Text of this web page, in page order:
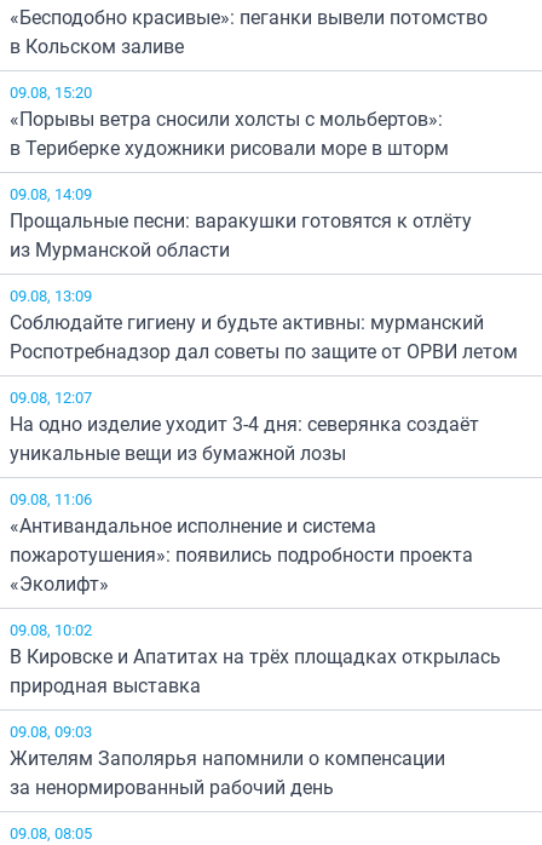
«Бесподобно красивые»: пеганки вывели потомство
в Кольском заливе
09.08, 15:20
«Порывы ветра сносили холсты с мольбертов»:
в Териберке художники рисовали море в шторм
09.08, 14:09
Прощальные песни: варакушки готовятся к отлёту
из Мурманской области
09.08, 13:09
Соблюдайте гигиену и будьте активны: мурманский
Роспотребнадзор дал советы по защите от ОРВИ летом
09.08, 12:07
На одно изделие уходит 3-4 дня: северянка создаёт
уникальные вещи из бумажной лозы
09.08, 11:06
«Антивандальное исполнение и система
пожаротушения»: появились подробности проекта
«Эколифт»
09.08, 10:02
В Кировске и Апатитах на трёх площадках открылась
природная выставка
09.08, 09:03
Жителям Заполярья напомнили о компенсации
за ненормированный рабочий день
09.08, 08:05